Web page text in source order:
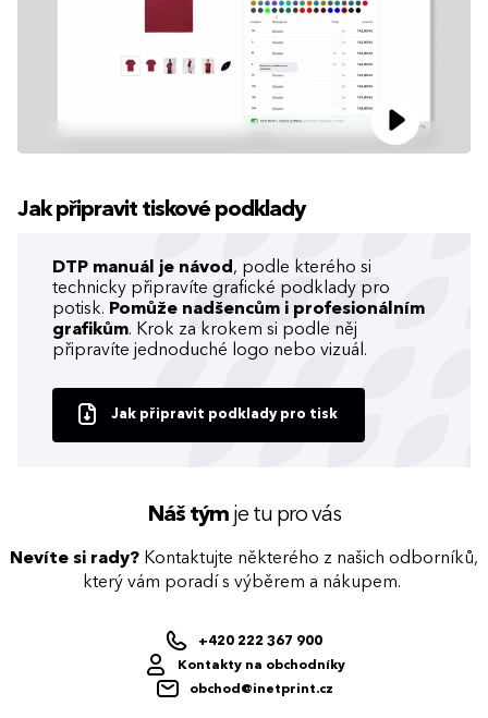
Jak připravit tiskové podklady
DTP manuál je návod , podle kterého si
technicky připravíte grafické podklady pro
potisk. Pomůže nadšencům i profesionálním
grafikům. Krok za krokem si podle něj
připravíte jednoduché logo nebo vizuál.
Jak připravit podklady pro tisk
Náš týmje tu pro vás
Nevíte si rady? Kontaktujte některého z našich odborníků,
který vám poradí s výběrem a nákupem.
+420 222 367 900
Kontakty na obchodníky
obchod@inetprint.cz